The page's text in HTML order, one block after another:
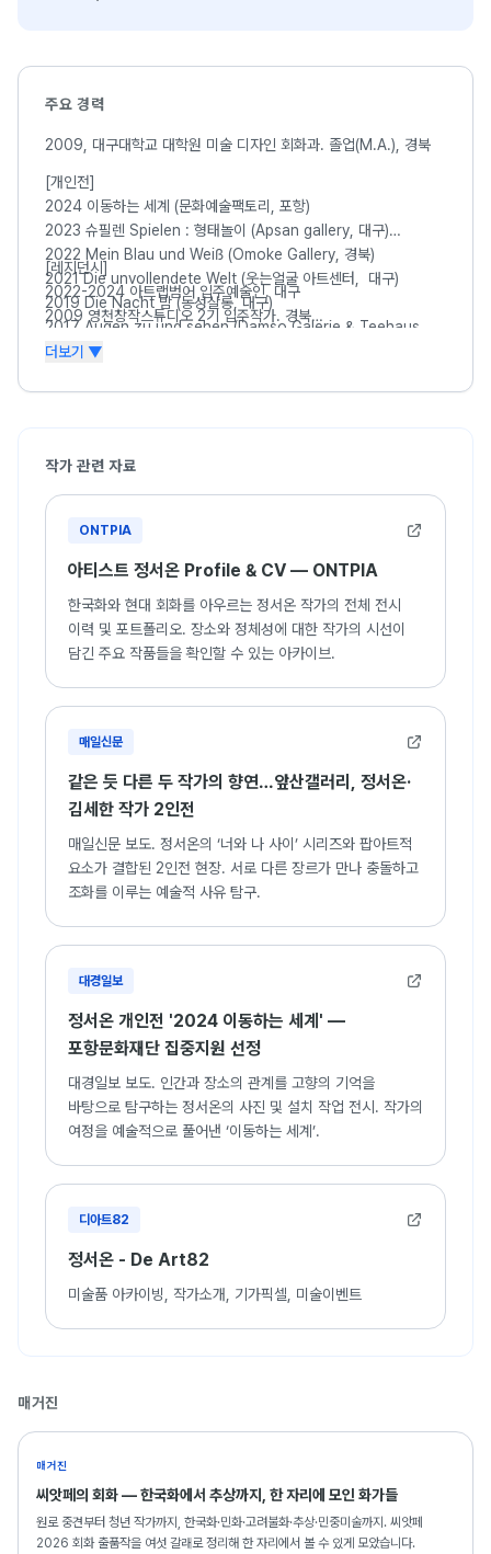
주요 경력
2009, 대구대학교 대학원 미술 디자인 회화과. 졸업(M.A.), 경북
[개인전]
2024 이동하는 세계 (문화예술팩토리, 포항)
2023 슈필렌 Spielen : 형태놀이 (Apsan gallery, 대구)
2022 Mein Blau und Weiß (Omoke Gallery, 경북)
2021 Die unvollendete Welt (웃는얼굴 아트센터, 대구)
2019 Die Nacht 밤 (동성살롱, 대구)
2017 Augen zu und sehen (Damso Galerie & Teehaus,
독일 베를린)
[레지던시]
2022-2024 아트랩범어 입주예술인. 대구
2009 영천창작스튜디오 2기 입주작가. 경북
2025 수성르네상스프로젝트 미술작품 대여사업, 수성문화재단
2024 포항문화예술지원사업 선정 전시
[그룹전]
2025 HERMON Focus (갤러리 허문, 부산)
2025 신진세력 (갤러리 지앤, 울산
2024 부산, 커넥티드 (부산근현대역사관 본관 B1 금고미술관,
부산)
2024 개관전 포항 4.4.3 (갤러리 443, 포항)
2024 아트레코드청주 (문화제조창, 청주)
2024 낮과 밤 : 김세한 정서온 2인전 (앞산갤러리, 대구)
갤러리, 포항)
2024 무게중심 (갤러리 오늘, 대구)
2023 군위에서 대구까지 (삼국유사테마파크, 대구)
2023 ART SQUARE 형태놀이 (현대아울렛, 대구)
2023 ARKO 온라인미디어예술활동-투명한 사회 (오버랩,
www.weavinglab.net)
2023 아트인홍주 (홍성명동상가 일원, 충남)
2023 아름다운 동행전 (당진 문예의 전당, 충남)
2022 Local : 나의 확장 (동성로 스파크랜드 전광판, 대구)
2022 수성인사이드 49-31 ( 상동 49-31, 대구)
(Exco, 대구)
2022 2nd 청년발굴프로젝트 How are you? (갤러리m, 경북)
2022 Rencontre (Elbirou Art Gallery, 튀니지, 수스)
(공간 680, 일본 교토)
2022 리믹싱 RE: MIXING (아트랩범어 스페이스 1-5, 대구)
2022 너와 나의 공간 (아트랩범어 스페이스 1-5, 대구)
2021 It's Time 2 (환갤러리, 대구)
2021 한여름 밤의 꿈 (보나갤러리, 대구)
2020 예술스펙트럼 WE (범어아트스트리트 Space 3-4, 대구)
2020 아트로드 - 수성트레일 전 (수성못 길 오솔길, 대구) 2019
2018 Year go by (봉산문화회관, 대구)
2017 낯선 풍경속으로 (Gallery SUN, 대구)
2017 Sewol Passion (PG Berlin Gallery, 독일 베를린)
2007-2014 다수 단체전과 초대전시 참여
더보기 ▼
작가 관련 자료
ONTPIA
아티스트 정서온 Profile & CV — ONTPIA
한국화와 현대 회화를 아우르는 정서온 작가의 전체 전시
이력 및 포트폴리오. 장소와 정체성에 대한 작가의 시선이
담긴 주요 작품들을 확인할 수 있는 아카이브.
매일신문
같은 듯 다른 두 작가의 향연…앞산갤러리, 정서온·
김세한 작가 2인전
매일신문 보도. 정서온의 ‘너와 나 사이’ 시리즈와 팝아트적
요소가 결합된 2인전 현장. 서로 다른 장르가 만나 충돌하고
조화를 이루는 예술적 사유 탐구.
대경일보
정서온 개인전 '2024 이동하는 세계' —
포항문화재단 집중지원 선정
대경일보 보도. 인간과 장소의 관계를 고향의 기억을
바탕으로 탐구하는 정서온의 사진 및 설치 작업 전시. 작가의
여정을 예술적으로 풀어낸 ‘이동하는 세계’.
디아트82
정서온 - De Art82
미술품 아카이빙, 작가소개, 기가픽셀, 미술이벤트
매거진
매거진
씨앗페의 회화 — 한국화에서 추상까지, 한 자리에 모인 화가들
원로 중견부터 청년 작가까지, 한국화·민화·고려불화·추상·민중미술까지. 씨앗페
2026 회화 출품작을 여섯 갈래로 정리해 한 자리에서 볼 수 있게 모았습니다.